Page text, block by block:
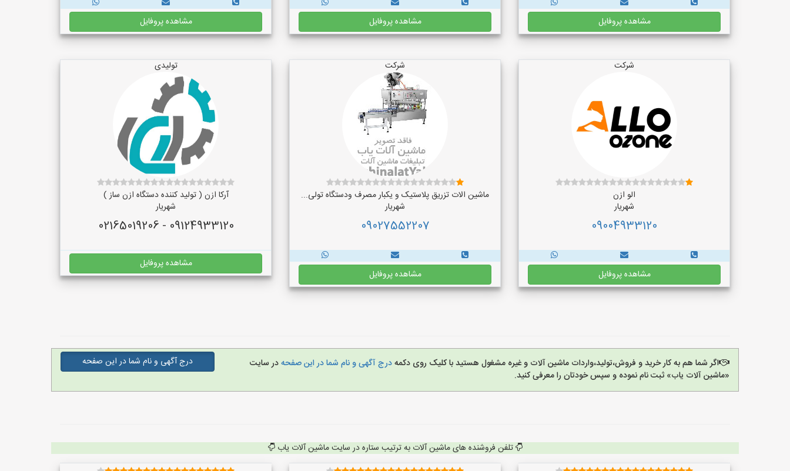
مشاهده پروفایل مشاهده پروفایل مشاهده پروفایل
شرکت
الو ازن
شهریار
09004933120
مشاهده پروفایل
شرکت
ماشین الات تزریق پلاستیک و یکبار مصرف ودستگاه تولی...
شهریار
09027552207
مشاهده پروفایل
تولیدی
آرکا ازن ( تولید کننده دستگاه ازن ساز )
شهریار
09124933120 - 02165019206
مشاهده پروفایل
اگر شما هم به کار خرید و فروش،تولید،واردات ماشین آلات و غیره مشغول هستید با کلیک روی دکمهدرج آگهی و نام شما در این صفحهدر سایت
«ماشین آلات یاب» ثبت نام نموده و سپس خودتان را معرفی کنید.
درج آگهی و نام شما در این صفحه
تلفن فروشنده های ماشین آلات به ترتیب ستاره در سایت ماشین آلات یاب